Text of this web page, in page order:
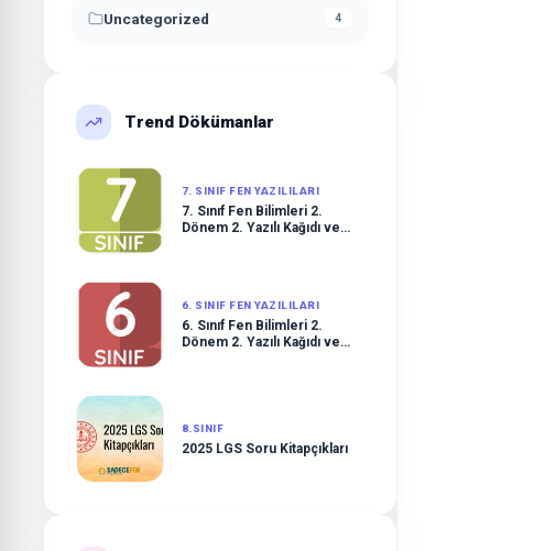
Uncategorized 4
Trend Dökümanlar
7. SINIF FEN YAZILILARI
7. Sınıf Fen Bilimleri 2.
Dönem 2. Yazılı Kağıdı ve
6. SINIF FEN YAZILILARI
6. Sınıf Fen Bilimleri 2.
Dönem 2. Yazılı Kağıdı ve
8.SINIF
2025 LGS Soru Kitapçıkları